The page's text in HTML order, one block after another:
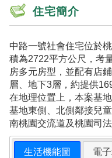
住宅簡介
中路一號社會住宅位於
積為2722平方公尺，考
房多元房型，並配有店
層、地下3層，約提供
在地理位置上，本案基
基地東側、北側鄰接兒
南桃園交流道及桃園司法
生活機能圖 電